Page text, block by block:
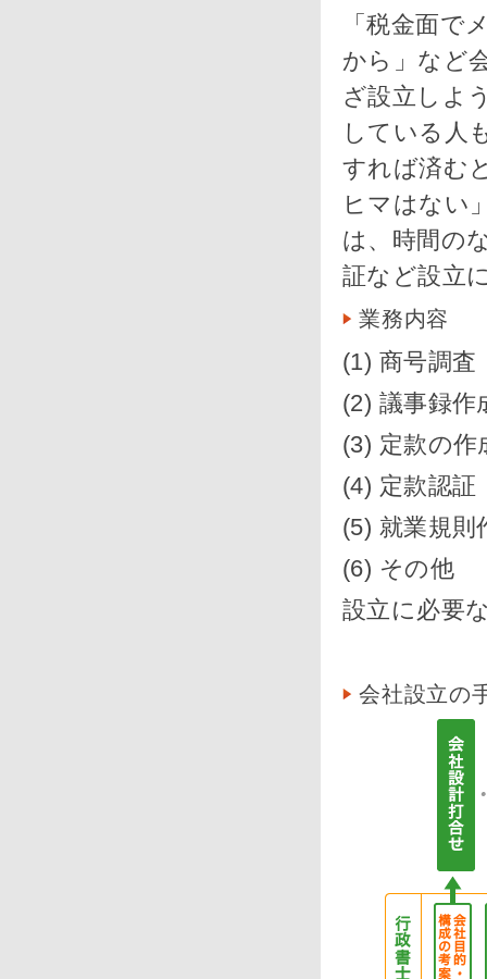
「税金面で
から」など
ざ設立しよ
している人
すれば済む
ヒマはない
は、時間の
証など設立
業務内容
(1) 商号調査
(2) 議事録作
(3) 定款の作
(4) 定款認証
(5) 就業規則
(6) その他
設立に必要
会社設立の